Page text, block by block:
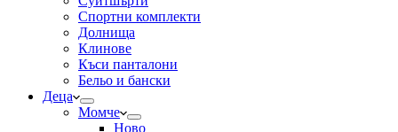
Спортни комплекти
Долнища
Клинове
Къси панталони
Бельо и бански
Деца
Момче
Ново